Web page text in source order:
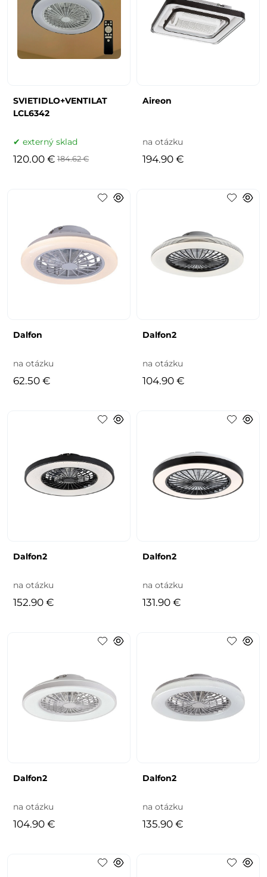
SVIETIDLO+VENTILAT
LCL6342
externý sklad
120.00 € 184.62 €
Aireon
na otázku
194.90 €
Dalfon
na otázku
62.50 €
Dalfon2
na otázku
104.90 €
Dalfon2
na otázku
152.90 €
Dalfon2
na otázku
131.90 €
Dalfon2
na otázku
104.90 €
Dalfon2
na otázku
135.90 €